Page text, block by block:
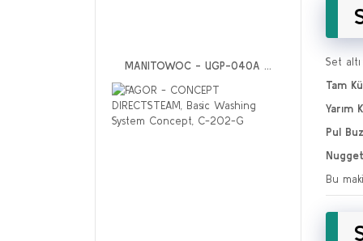
MANITOWOC - UGP-040A ...
Set
Tam
Yarım
Pul
Bu